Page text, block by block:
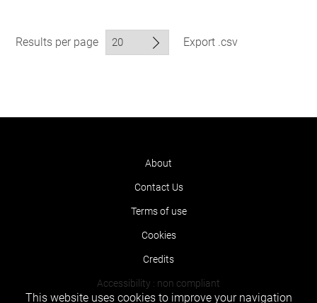
Results per page Export .csv
About
Contact Us
Terms of use
Cookies
Credits
Accessibility : non compliant
This website uses cookies to improve your navigation